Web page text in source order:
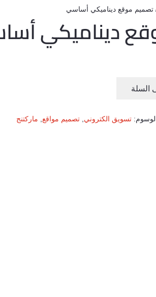
تصميم موقع ديناميكي أساسي
ديناميكي
السلة
تسويق الكتروني تصميم مواقع ماركتنج